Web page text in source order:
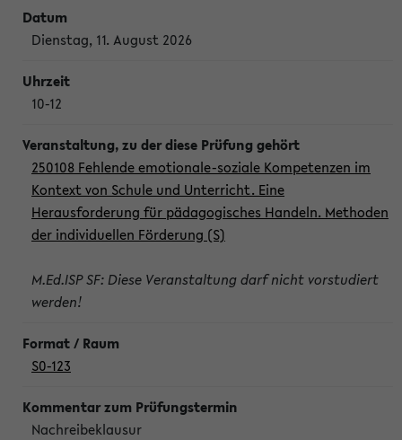
Dienstag, 11. August 2026
10-12
250108 Fehlende emotionale-soziale Kompetenzen im
Kontext von Schule und Unterricht. Eine
Herausforderung für pädagogisches Handeln. Methoden
der individuellen Förderung (S)
M.Ed.ISP SF: Diese Veranstaltung darf nicht vorstudiert
werden!
S0-123
Nachreibeklausur